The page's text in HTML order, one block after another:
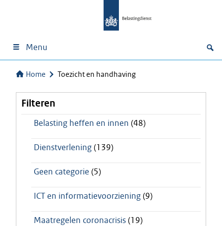
Menu
Home Toezicht en handhaving
Filteren
Belasting heffen en innen (48)
Dienstverlening(139)
Geen categorie (5)
ICT en informatievoorziening(9)
Maatregelen coronacrisis(19)